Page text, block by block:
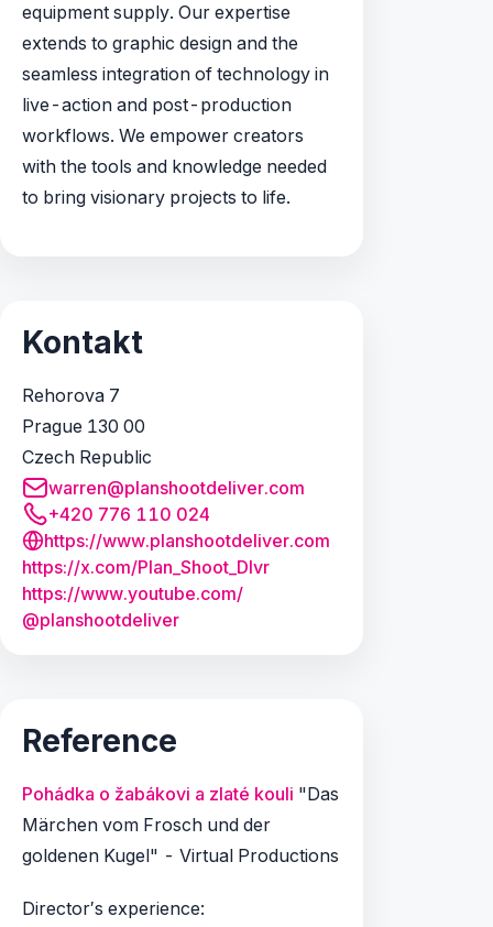
equipment supply. Our expertise
extends to graphic design and the
seamless integration of technology in
live-action and post-production
workflows. We empower creators
with the tools and knowledge needed
to bring visionary projects to life.
Kontakt
Rehorova 7
Prague 130 00
Czech Republic
warren@planshootdeliver.com
+420 776 110 024
https://www.planshootdeliver.com
https://x.com/Plan_Shoot_Dlvr
https://www.youtube.com/
@planshootdeliver
Reference
Pohádka o žabákovi a zlaté kouli "Das
Märchen vom Frosch und der
goldenen Kugel" - Virtual Productions
Director′s experience: